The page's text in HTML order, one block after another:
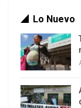
Lo Nuevo